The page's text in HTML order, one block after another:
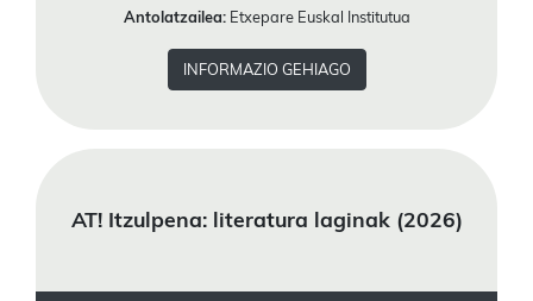
Antolatzailea:Etxepare Euskal Institutua
INFORMAZIO GEHIAGO
AT! Itzulpena: literatura laginak (2026)